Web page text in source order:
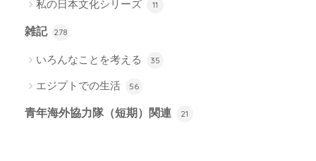
私の日本文化シリーズ 11
雑記 278
いろんなことを考える 35
エジプトでの生活 56
青年海外協力隊（短期）関連 21